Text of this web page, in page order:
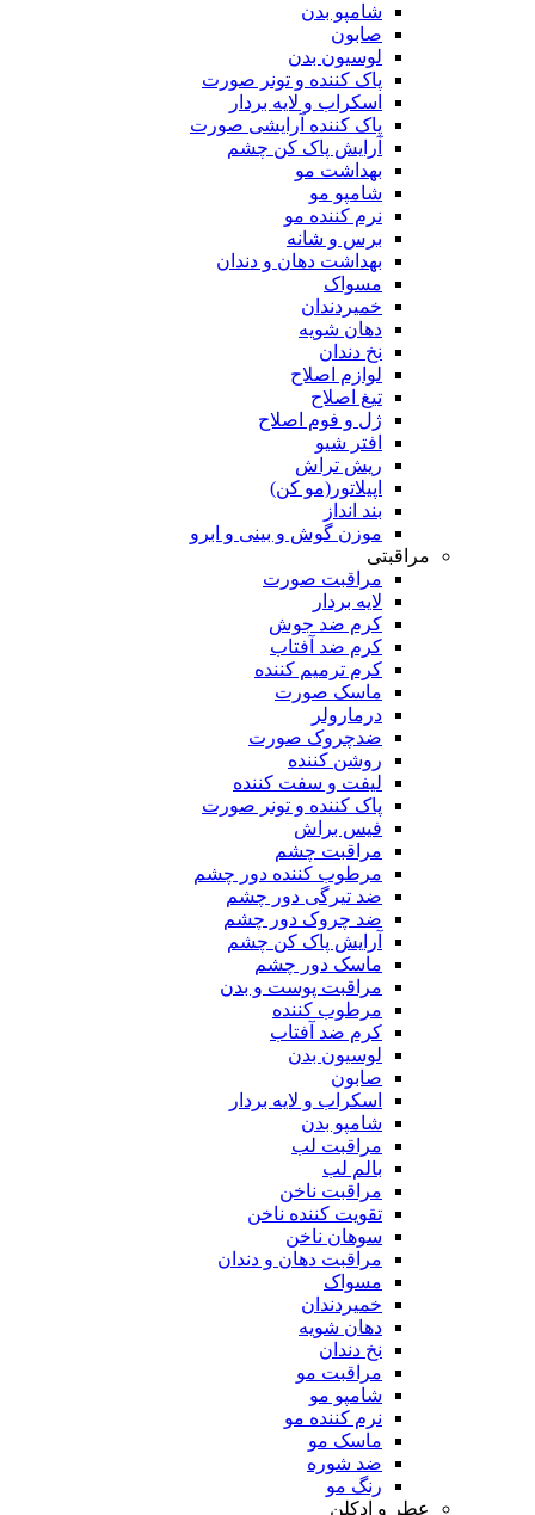
شامپو بدن
صابون
لوسیون بدن
پاک کننده و تونر صورت
اسکراب و لایه بردار
پاک کننده آرایشی صورت
آرایش پاک کن چشم
بهداشت مو
شامپو مو
نرم کننده مو
برس و شانه
بهداشت دهان و دندان
مسواک
خمیردندان
دهان شویه
نخ دندان
لوازم اصلاح
تیغ اصلاح
ژل و فوم اصلاح
افتر شیو
ریش تراش
اپیلاتور(مو کن)
بند انداز
موزن گوش و بینی و ابرو
مراقبتی
مراقبت صورت
لایه بردار
کرم ضد جوش
کرم ضد آفتاب
کرم ترمیم کننده
ماسک صورت
درمارولر
ضدچروک صورت
روشن کننده
لیفت و سفت کننده
پاک کننده و تونر صورت
فیس براش
مراقبت چشم
مرطوب کننده دور چشم
ضد تیرگی دور چشم
ضد چروک دور چشم
آرایش پاک کن چشم
ماسک دور چشم
مراقبت پوست و بدن
مرطوب کننده
کرم ضد آفتاب
لوسیون بدن
صابون
اسکراب و لایه بردار
شامپو بدن
مراقبت لب
بالم لب
مراقبت ناخن
تقویت کننده ناخن
سوهان ناخن
مراقبت دهان و دندان
مسواک
خمیردندان
دهان شویه
نخ دندان
مراقبت مو
شامپو مو
نرم کننده مو
ماسک مو
ضد شوره
رنگ مو
عطر و ادکلن